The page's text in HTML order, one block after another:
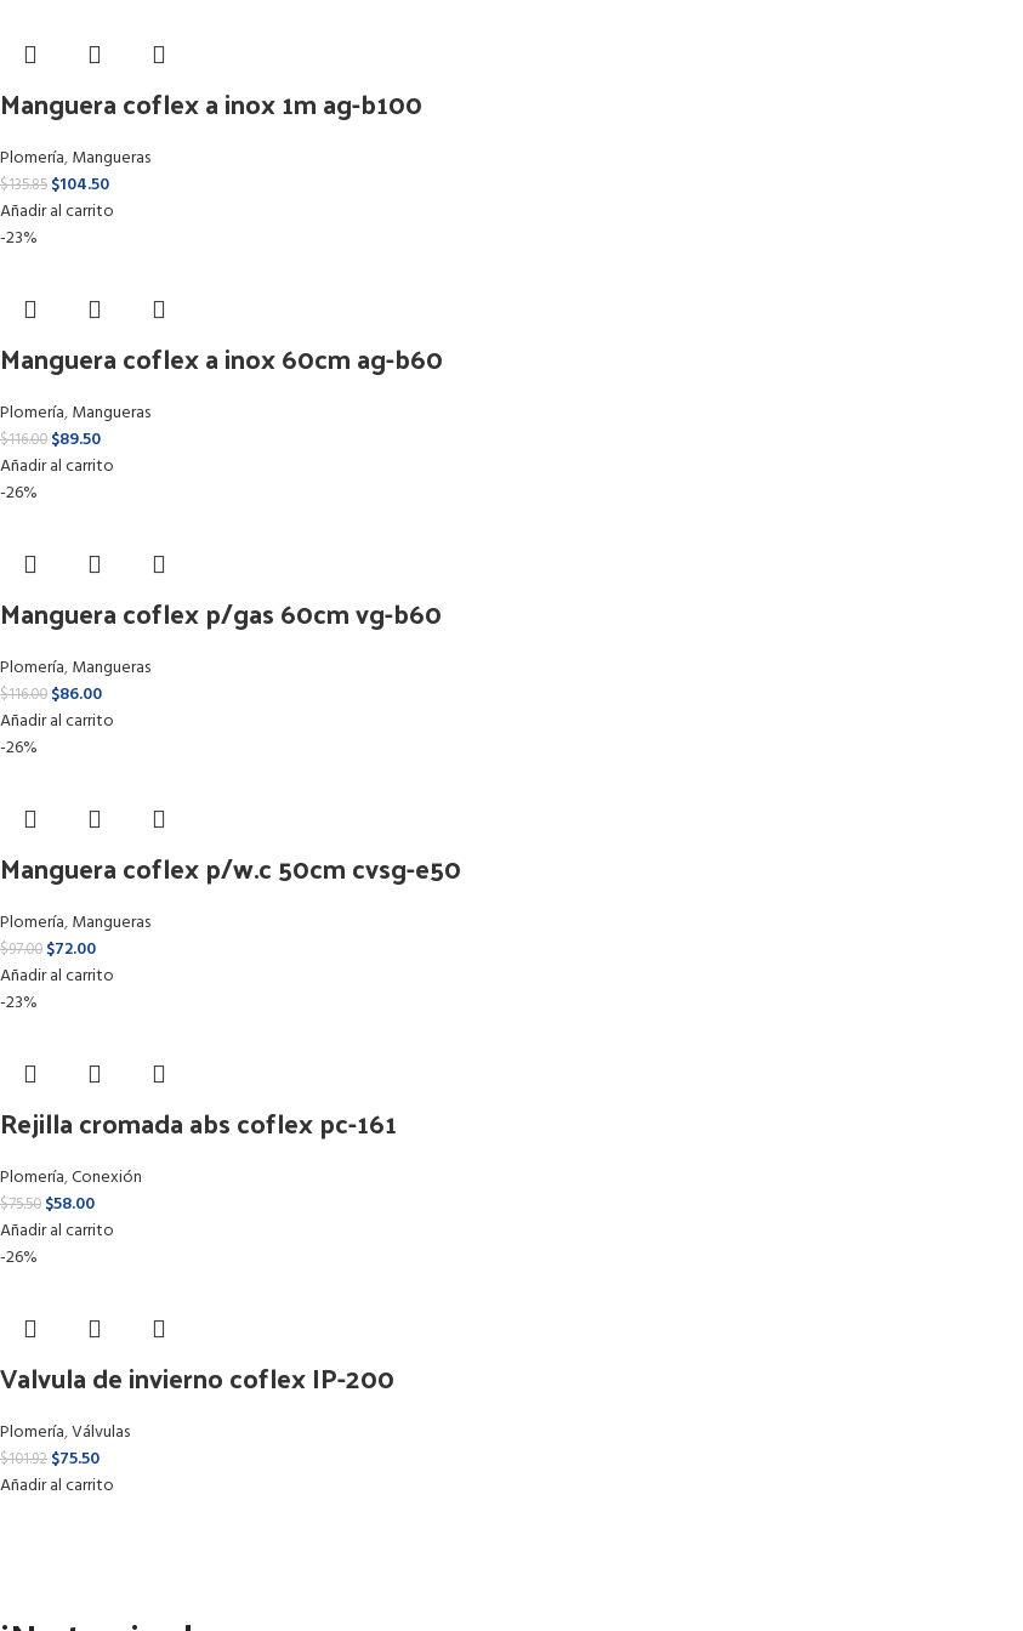
Manguera coflex a inox 1m ag-b100
Plomería,Mangueras
$135.85 $104.50
Añadir al carrito
-23%
Manguera coflex a inox 60cm ag-b60
Plomería,Mangueras
$116.00 $89.50
Añadir al carrito
-26%
Manguera coflex p/gas 60cm vg-b60
Plomería,Mangueras
$116.00 $86.00
Añadir al carrito
-26%
Manguera coflex p/w.c 50cm cvsg-e50
Plomería,Mangueras
$97.00 $72.00
Añadir al carrito
-23%
Rejilla cromada abs coflex pc-161
Plomería,Conexión
$75.50 $58.00
Añadir al carrito
-26%
Valvula de invierno coflex IP-200
Plomería,Válvulas
$101.92 $75.50
Añadir al carrito